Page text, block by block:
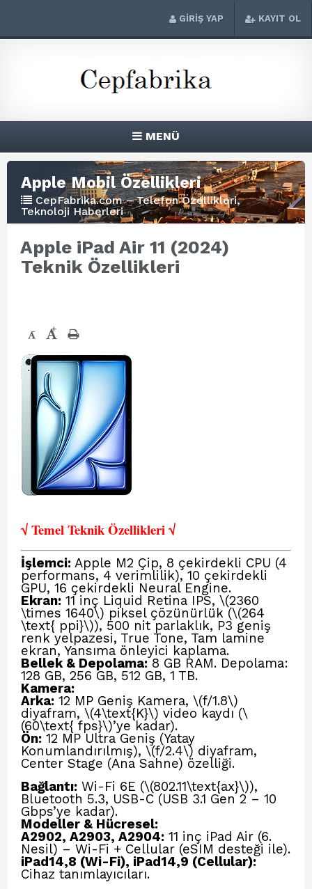
GİRİŞ YAP KAYIT OL
MENÜ
Apple Mobil Özellikleri
CepFabrika.com – Telefon Özellikleri,
Teknoloji Haberleri
Apple iPad Air 11 (2024)
Teknik Özellikleri
- +
√ Temel Teknik Özellikleri √
İşlemci: Apple M2 Çip, 8 çekirdekli CPU (4
performans, 4 verimlilik), 10 çekirdekli
GPU, 16 çekirdekli Neural Engine.
Ekran: 11 inç Liquid Retina IPS, \(2360
\times 1640\) piksel çözünürlük (\(264
\text{ ppi}\)), 500 nit parlaklık, P3 geniş
renk yelpazesi, True Tone, Tam lamine
ekran, Yansıma önleyici kaplama.
Bellek & Depolama: 8 GB RAM. Depolama:
128 GB, 256 GB, 512 GB, 1 TB.
Kamera:
Arka: 12 MP Geniş Kamera, \(f/1.8\)
diyafram, \(4\text{K}\) video kaydı (\
(60\text{ fps}\)’ye kadar).
Ön: 12 MP Ultra Geniş (Yatay
Konumlandırılmış), \(f/2.4\) diyafram,
Center Stage (Ana Sahne) özelliği.
Bağlantı: Wi-Fi 6E (\(802.11\text{ax}\)),
Bluetooth 5.3, USB-C (USB 3.1 Gen 2 – 10
Gbps’ye kadar).
Modeller & Hücresel:
A2902, A2903, A2904: 11 inç iPad Air (6.
Nesil) – Wi-Fi + Cellular (eSIM desteği ile).
iPad14,8 (Wi-Fi), iPad14,9 (Cellular):
Cihaz tanımlayıcıları.